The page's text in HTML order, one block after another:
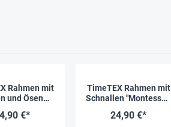
Rahmen mit
und Ösen
€*
TimeTEX Rahmen mit
Schnallen "Montessori
24,90 €*